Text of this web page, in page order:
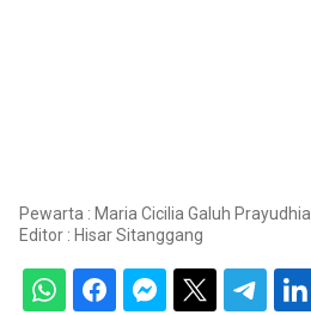
Pewarta : Maria Cicilia Galuh Prayudhia
Editor : Hisar Sitanggang